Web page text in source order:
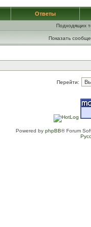
Ответы
Подходящих
Показать
Перейти:
Powered by phpBB® Forum